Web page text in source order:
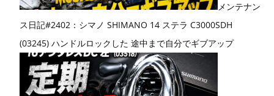
メンテナン
ス日記#2402：シマノ SHIMANO 14 ステラ C3000SDH
(03245) ハンドルロックした 途中まで自分でギブアップ